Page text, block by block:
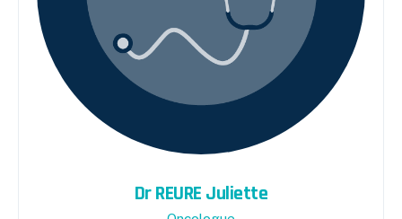
Dr REURE Juliette